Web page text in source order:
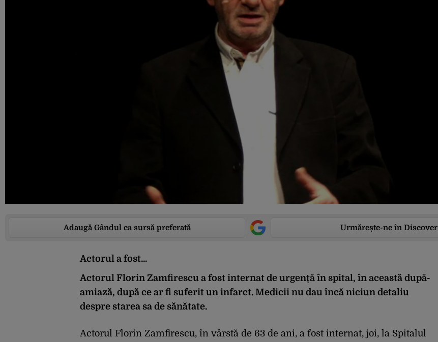
Adaugă Gândul ca sursă preferată Urmărește-ne în Discover
Actorul a fost...
Actorul Florin Zamfirescu a fost internat de urgență în spital, în această după-
amiază, după ce ar fi suferit un infarct. Medicii nu dau încă niciun detaliu
despre starea sa de sănătate.
Actorul Florin Zamfirescu, în vârstă de 63 de ani, a fost internat, joi, la Spitalul